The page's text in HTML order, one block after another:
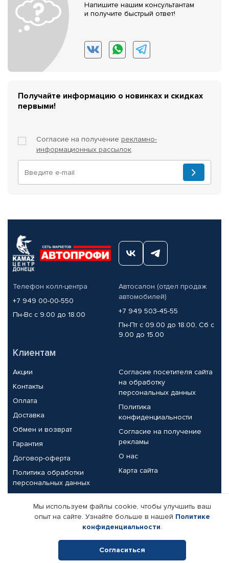
Напишите нашим консультантам
и получите быстрый ответ!
Получайте информацию о новинках и скидках
первыми!
Согласие на получение рекламно-
информационных рассылок
Телефон колл-центра
+7 949 00-00-550
Пн-Вс с 9.00 до 18.00
Автосалон (отдел продаж
автомобилей)
+7 949 503-45-55
Пн-Пт с 09.00 до 18.00, Сб с
9.00 до 15.00
Клиентам
Акции
Контакты
Оплата
Доставка
Обмен и возврат
Гарантия
Договор-оферта
Политика обработки
персональных данных
Согласие посетителя сайта
на обработку
персональных данных
Политика
конфиденциальности
Согласие на получение
рекламы
О нас
Карта сайта
Партнерам
Корпоративным клиентам
Поставщикам
Реквизиты компании
Мы используем файлы cookie, чтобы улучшить ваш
опыт на сайте. Узнайте больше в нашей Политике
конфиденциальности.
Согласиться